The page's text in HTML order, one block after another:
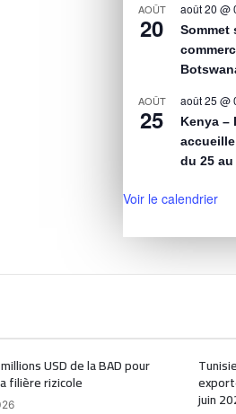
AOÛT
20
août 20 @
Sommet
AOÛT
25
août 25 @
Kenya –
accueille
du 25
Voir le calendrier
USD de la BAD pour
filière rizicole
juin